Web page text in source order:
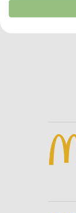
Erstellung
Analyse von
Entwicklung